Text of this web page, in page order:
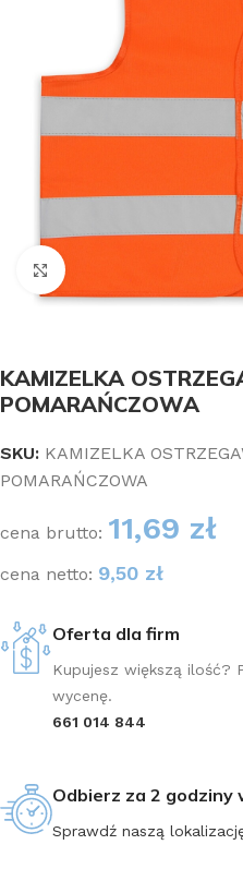
Kliknij aby powiększyć
KAMIZELKA
POMARAŃCZOWA
SKU: KAMIZELKA
POMARAŃCZOWA
cena brutto: 11,69 zł
cena netto: 9,50 zł
Oferta dla firm
Kupujesz większą ilość?
wycenę.
661 014 844
Odbierz za 2 godziny
Sprawdź naszą